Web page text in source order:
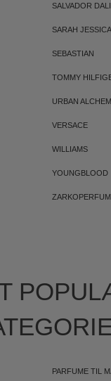
SALVADOR DALI
SARAH
SEBASTIAN
TOMMY
URBAN
VERSACE
WILLIAMS
YOUNGBLOOD
PARFUME TIL